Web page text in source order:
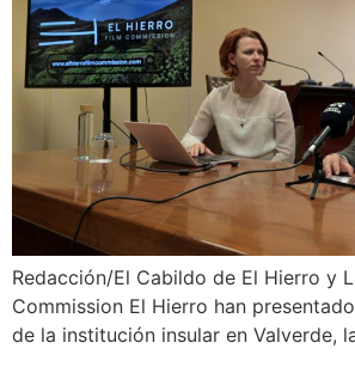
Redacción/El Cabildo de El Hierro y
Commission El Hierro han
de la institución insular en Valverde,